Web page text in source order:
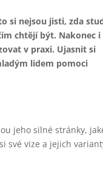
si nejsou jisti, zda
chtějí být. Nakonec
v praxi. Ujasnit si
lidem pomoci
jeho silné stránky,
své vize a jejich